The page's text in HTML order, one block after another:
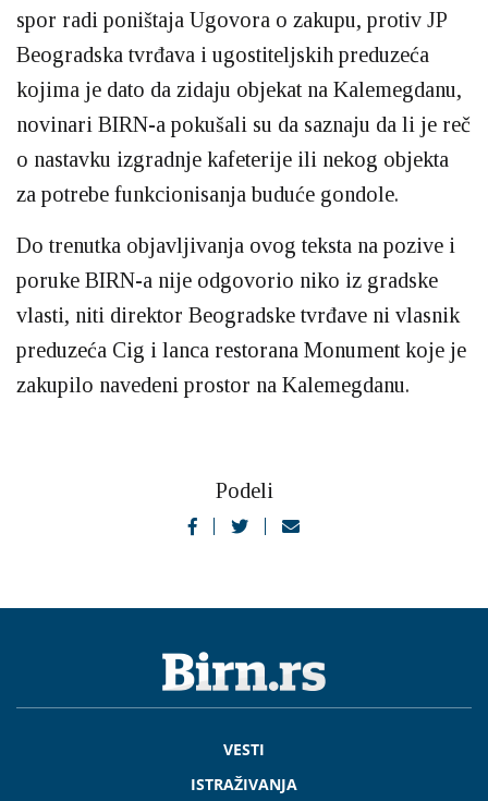
spor radi poništaja Ugovora o zakupu, protiv JP
Beogradska tvrđava i ugostiteljskih preduzeća
kojima je dato da zidaju objekat na Kalemegdanu,
novinari BIRN-a pokušali su da saznaju da li je reč
o nastavku izgradnje kafeterije ili nekog objekta
za potrebe funkcionisanja buduće gondole.
Do trenutka objavljivanja ovog teksta na pozive i
poruke BIRN-a nije odgovorio niko iz gradske
vlasti, niti direktor Beogradske tvrđave ni vlasnik
preduzeća Cig i lanca restorana Monument koje je
zakupilo navedeni prostor na Kalemegdanu.
Podeli
VESTI
ISTRAŽIVANJA